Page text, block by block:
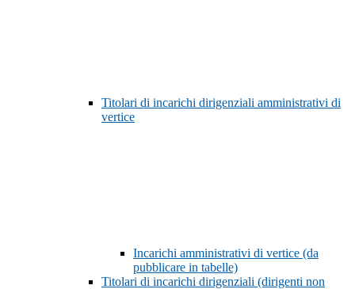
Titolari di incarichi dirigenziali amministrativi di
vertice
Incarichi amministrativi di vertice (da
pubblicare in tabelle)
Titolari di incarichi dirigenziali (dirigenti non